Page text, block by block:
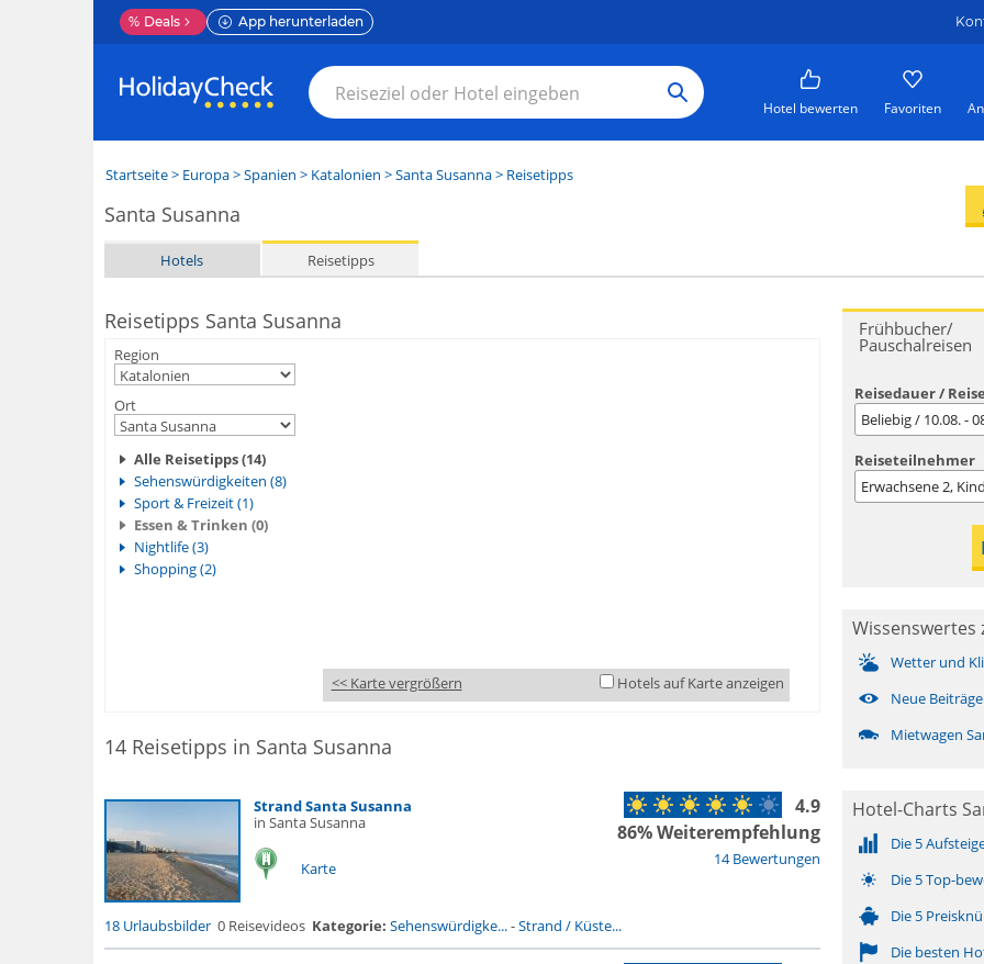
% Deals App herunterladen
Hotel bewerten Favoriten
Startseite> Europa>Spanien > Katalonien >Santa Susanna> Reisetipps
Santa Susanna
Hotels Reisetipps
Reisetipps Santa Susanna
Region
Ort
Alle Reisetipps (14)
Sehenswürdigkeiten (8)
Sport & Freizeit (1)
Essen & Trinken (0)
Nightlife (3)
Shopping (2)
<< Karte vergrößern Hotels auf Karte anzeigen
14 Reisetipps in Santa Susanna
Strand Santa Susanna
in Santa Susanna
Karte 14 Bewertungen
4.9
86% Weiterempfehlung
18 Urlaubsbilder 0 Reisevideos Kategorie: Sehenswürdigke...-Strand / Küste...
Frühbucher/
Pauschalreisen
Reisedauer /
Beliebig / 10.08. -
Reiseteilnehmer
Erwachsene2,
Wissenswertes
Wetter und
Neue
Mietwagen
Hotel-Charts
Die 5
Die 5 Top-
Die 5
Die besten